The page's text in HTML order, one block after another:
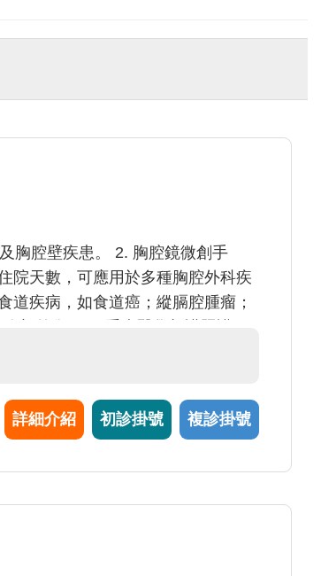
胸腔壁疾患。 2. 胸腔鏡微創手
院天數，可應用於多種胸腔外科疾
道疾病，如食道癌；縱膈腔腫瘤；
詳細介紹 初診掛號 複診掛號